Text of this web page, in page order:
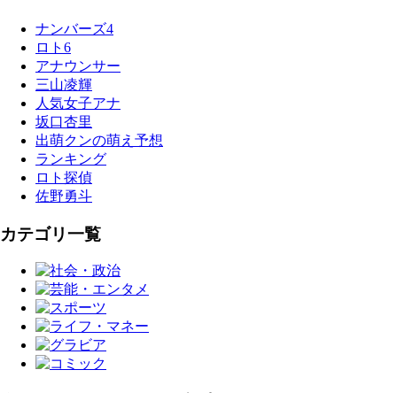
ナンバーズ4
ロト6
アナウンサー
三山凌輝
人気女子アナ
坂口杏里
出萌クンの萌え予想
ランキング
ロト探偵
佐野勇斗
カテゴリ一覧